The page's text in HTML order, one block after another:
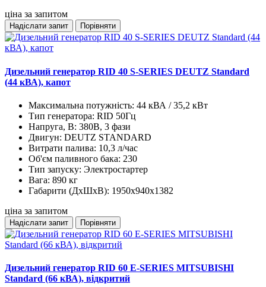
ціна за запитом
Надіслати запит Порівняти
Дизельний генератор RID 40 S-SERIES DEUTZ Standard
(44 кВА), капот
Максимальна потужність: 44 кВА / 35,2 кВт
Тип генератора: RID 50Гц
Напруга, В: 380В, 3 фази
Двигун: DEUTZ STANDARD
Витрати палива: 10,3 л/час
Об'єм паливного бака: 230
Тип запуску: Электростартер
Вага: 890 кг
Габарити (ДхШхВ): 1950x940x1382
ціна за запитом
Надіслати запит Порівняти
Дизельний генератор RID 60 E-SERIES MITSUBISHI
Standard (66 кВА), відкритий